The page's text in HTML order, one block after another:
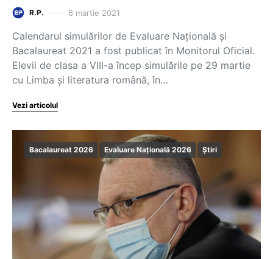
R.P. 6 martie 2021
Calendarul simulărilor de Evaluare Națională și
Bacalaureat 2021 a fost publicat în Monitorul Oficial.
Elevii de clasa a VIII-a încep simulările pe 29 martie
cu Limba și literatura română, în…
Vezi articolul
Bacalaureat 2026 Evaluare Națională 2026 Știri